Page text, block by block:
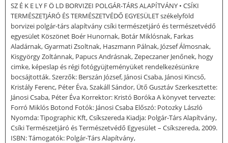
SZ É K E LY F Ö LD BORVIZEI POLGÁR-TÁRS ALAPÍTVÁNY • CSÍKI
TERMÉSZETJÁRÓ ÉS TERMÉSZETVÉDŐ EGYESÜLET székelyföld
borvizei polgár-társ alapítvány csíki természetjáró és természetvédő
egyesület Köszönet Boér Hunornak, Botár Miklósnak, Farkas
Aladárnak, Gyarmati Zsoltnak, Haszmann Pálnak, József Álmosnak,
Kisgyörgy Zoltánnak, Papucs Andrásnak, Zepeczaner Jenőnek, hogy
cimke, képeslap és régi fotógyüjteményüket rendelkezésünkre
bocsájtották. Szerzők: Berszán József, Jánosi Csaba, Jánosi Kincső,
Kristály Ferenc, Péter Éva, Szakáll Sándor, Ütő Gusztáv Szerkesztette:
Jánosi Csaba, Péter Éva Korrektor: Kristó Boróka A könyvet tervezte:
Forró Miklós Botond Fotók: Jánosi Csaba Előszó: Potozky László
Nyomda: Tipographic Kft, Csíkszereda Kiadja: Polgár-Társ Alapítvány,
Csíki Természetjáró és Természetvédő Egyesület – Csíkszereda, 2009.
ISBN: Támogatók: Polgár-Társ Alapítvány,